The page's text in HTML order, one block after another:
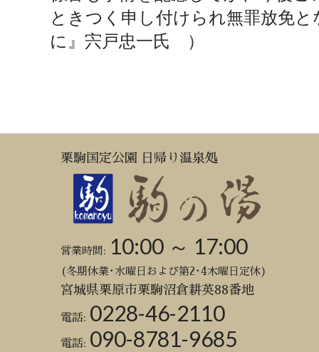
ときつく申し付けられ無罪放免
に』宍戸忠一氏 ）
栗駒国定公園 日帰り温泉処
営業時間: 10:00 ～ 17:00
(冬期休業･水曜日および第2･4木曜日定休)
宮城県栗原市栗駒沼倉耕英88番地
電話: 0228-46-2110
電話: 090-8781-9685